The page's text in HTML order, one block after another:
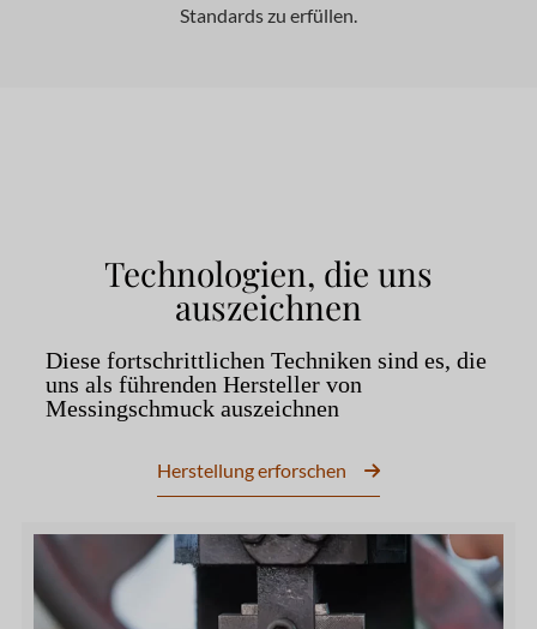
Standards zu erfüllen.
Technologien, die uns
auszeichnen
Diese fortschrittlichen Techniken sind es, die
uns als führenden Hersteller von
Messingschmuck auszeichnen
Herstellung erforschen